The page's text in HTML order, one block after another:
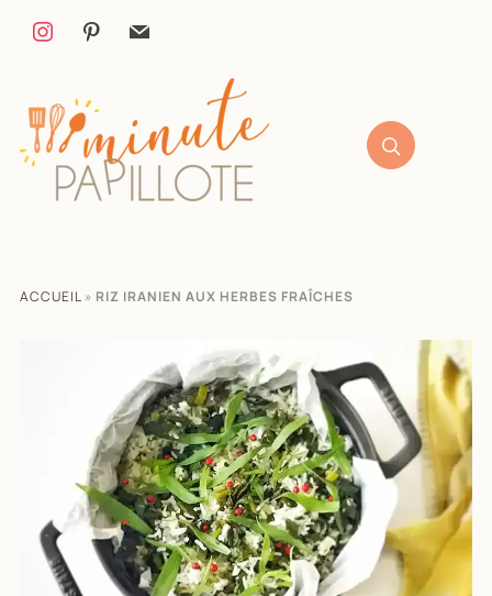
ACCUEIL» RIZ IRANIEN AUX HERBES FRAÎCHES